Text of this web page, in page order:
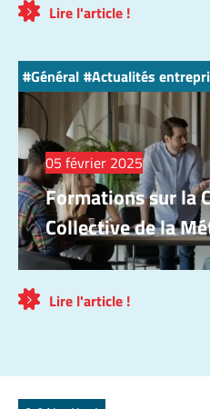
Lire l'article !
Général Actualités
05 février 2025
Formations sur la
Collective de la
Lire l'article !